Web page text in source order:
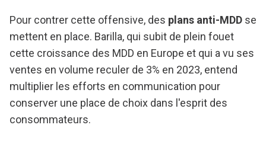
Pour contrer cette offensive, des plans anti-MDD se
mettent en place. Barilla, qui subit de plein fouet
cette croissance des MDD en Europe et qui a vu ses
ventes en volume reculer de 3% en 2023, entend
multiplier les efforts en communication pour
conserver une place de choix dans l'esprit des
consommateurs.